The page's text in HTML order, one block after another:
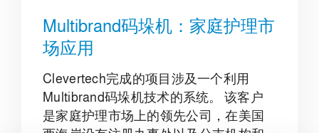
Multibrand码垛机：家庭护理市
场应用
Clevertech完成的项目涉及一个利用
Multibrand码垛机技术的系统。 该客户
是家庭护理市场上的领先公司，在美国